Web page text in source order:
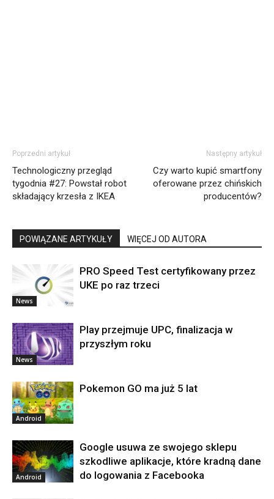
Poprzedni artykuł
Technologiczny przegląd
tygodnia #27: Powstał robot
składający krzesła z IKEA
Następny artykuł
Czy warto kupić smartfony
oferowane przez chińskich
producentów?
POWIĄZANE ARTYKUŁY WIĘCEJ OD AUTORA
News
PRO Speed Test certyfikowany przez
UKE po raz trzeci
News
Play przejmuje UPC, finalizacja w
przyszłym roku
Android
Pokemon GO ma już 5 lat
Android
Google usuwa ze swojego sklepu
szkodliwe aplikacje, które kradną dane
do logowania z Facebooka